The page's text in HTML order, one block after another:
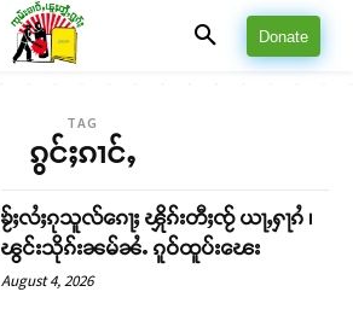
Donate
TAG
ၵွင်ႈၵၢင်ႇ
ၶႂ်ႈလႆႈၵုသူလ်ၵေႃႈ ၾိုၵ်းတီႈၸႂ် ယႃႇႁႃၵႆ ၊
ၽွင်းသိုၵ်းၼမ်ၼႆႉ ၵူဝ်ထူပ်းၽေး
August 4, 2026